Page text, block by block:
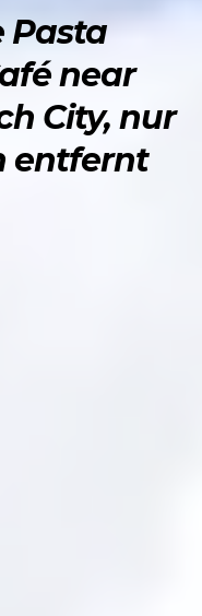
Pasta
near
City, nur
entfernt